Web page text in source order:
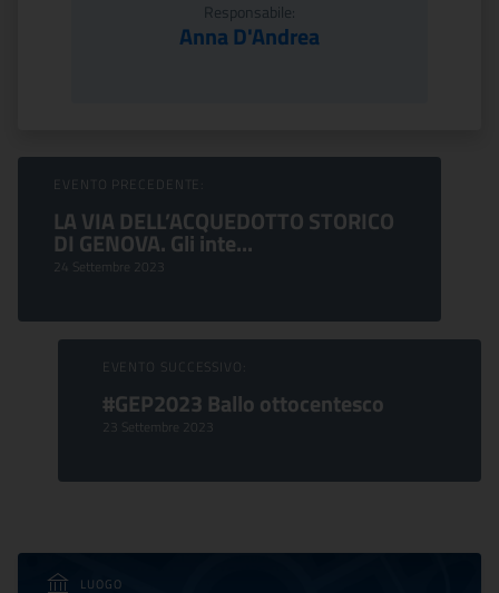
Responsabile:
Anna D'Andrea
Sfoglia Eventi
EVENTO PRECEDENTE:
LA VIA DELL’ACQUEDOTTO STORICO
DI GENOVA. Gli inte...
24 Settembre 2023
EVENTO SUCCESSIVO:
#GEP2023 Ballo ottocentesco
23 Settembre 2023
LUOGO